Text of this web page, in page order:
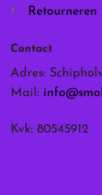
Retourneren
Contact
Adres:
Mail:
Kvk: 80545912